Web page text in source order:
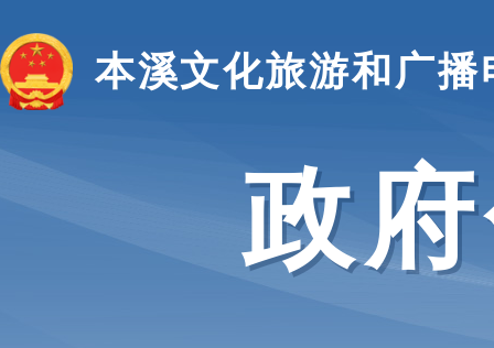
本溪文化旅游和广播
政